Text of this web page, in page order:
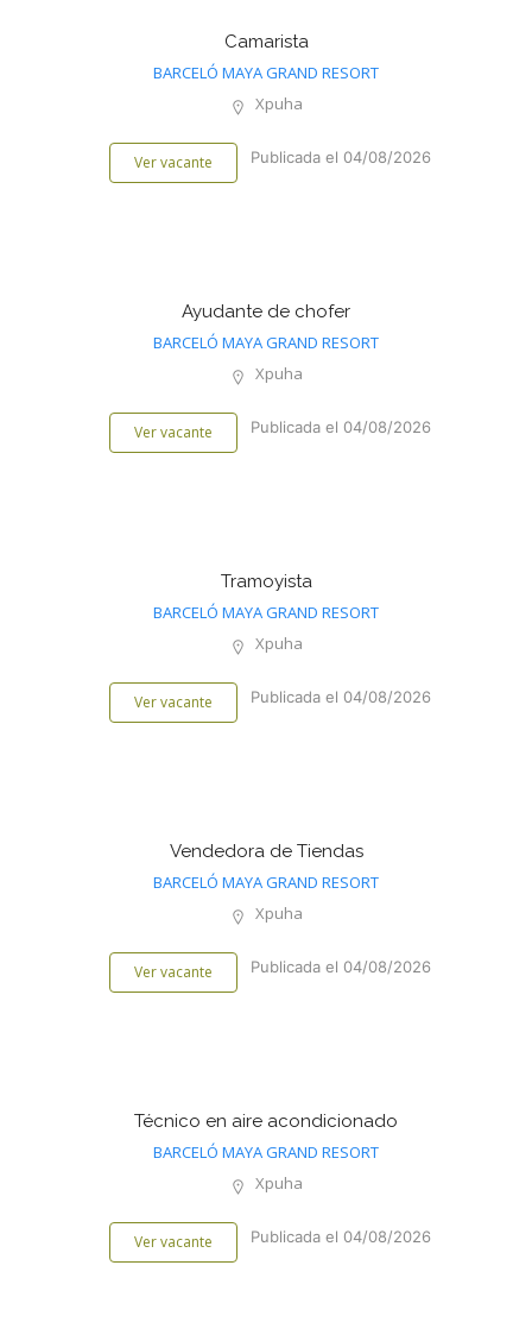
Camarista
BARCELÓ MAYA GRAND RESORT
Xpuha
Ver vacante Publicada el 04/08/2026
Ayudante de chofer
BARCELÓ MAYA GRAND RESORT
Xpuha
Ver vacante Publicada el 04/08/2026
Tramoyista
BARCELÓ MAYA GRAND RESORT
Xpuha
Ver vacante Publicada el 04/08/2026
Vendedora de Tiendas
BARCELÓ MAYA GRAND RESORT
Xpuha
Ver vacante Publicada el 04/08/2026
Técnico en aire acondicionado
BARCELÓ MAYA GRAND RESORT
Xpuha
Ver vacante Publicada el 04/08/2026